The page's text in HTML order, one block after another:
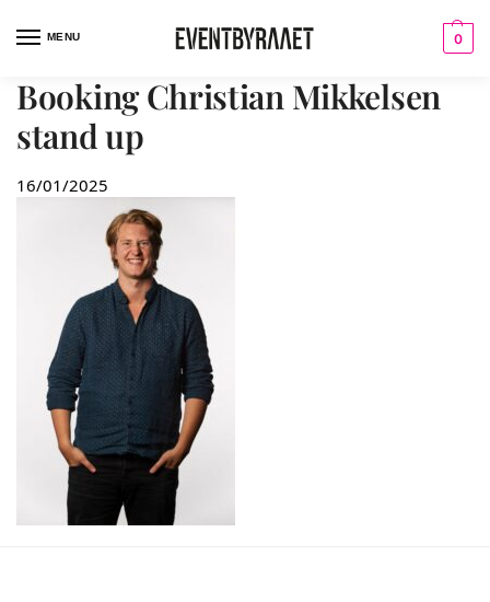
MENU 0
Booking Christian Mikkelsen
stand up
16/01/2025